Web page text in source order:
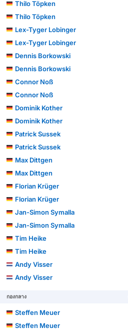
Thilo Töpken
Thilo Töpken
Lex-Tyger Lobinger
Lex-Tyger Lobinger
Dennis Borkowski
Dennis Borkowski
Connor Noß
Connor Noß
Dominik Kother
Dominik Kother
Patrick Sussek
Patrick Sussek
Max Dittgen
Max Dittgen
Florian Krüger
Florian Krüger
Jan-Simon Symalla
Jan-Simon Symalla
Tim Heike
Tim Heike
Andy Visser
Andy Visser
กองกลาง
Steffen Meuer
Steffen Meuer